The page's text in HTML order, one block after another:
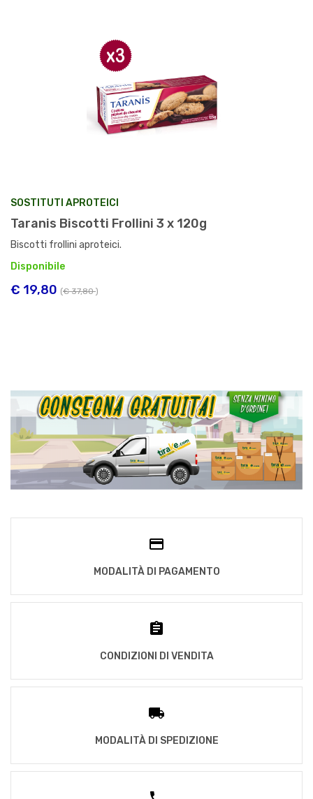
SOSTITUTI APROTEICI
Taranis Biscotti Frollini 3 x 120g
Biscotti frollini aproteici.
Disponibile
€ 19,80 (€ 37,80)
MODALITÀ DI PAGAMENTO
CONDIZIONI DI VENDITA
MODALITÀ DI SPEDIZIONE